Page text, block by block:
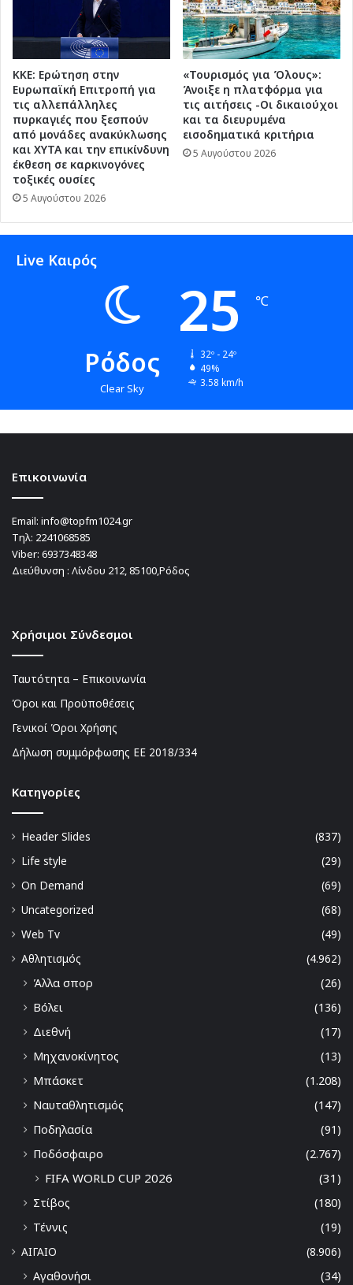
ΚΚΕ: Ερώτηση στην
Ευρωπαϊκή Επιτροπή για
τις αλλεπάλληλες
πυρκαγιές που ξεσπούν
από μονάδες ανακύκλωσης
και ΧΥΤΑ και την επικίνδυνη
έκθεση σε καρκινογόνες
τοξικές ουσίες
5 Αυγούστου 2026
«Τουρισμός για Όλους»:
Άνοιξε η πλατφόρμα για
τις αιτήσεις -Οι δικαιούχοι
και τα διευρυμένα
εισοδηματικά κριτήρια
5 Αυγούστου 2026
Live Καιρός
Ρόδος
Clear Sky
25 ℃
32º - 24º
49%
3.58 km/h
Επικοινωνία
Email: info@topfm1024.gr
Τηλ: 2241068585
Viber: 6937348348
Διεύθυνση : Λίνδου 212, 85100,Ρόδος
Χρήσιμοι Σύνδεσμοι
Ταυτότητα – Επικοινωνία
Όροι και Προϋποθέσεις
Γενικοί Όροι Χρήσης
Δήλωση συμμόρφωσης ΕΕ 2018/334
Kατηγορίες
Header Slides
(837)
Life style
(29)
On Demand
(69)
Uncategorized
(68)
Web Tv
(49)
Αθλητισμός
(4.962)
Άλλα σπορ
(26)
Βόλει
(136)
Διεθνή
(17)
Μηχανοκίνητος
(13)
Μπάσκετ
(1.208)
Ναυταθλητισμός
(147)
Ποδηλασία
(91)
Ποδόσφαιρο
(2.767)
FIFA WORLD CUP 2026 (31)
Στίβος
(180)
Τέννις
(19)
ΑΙΓΑΙΟ
(8.906)
Αγαθονήσι
(34)